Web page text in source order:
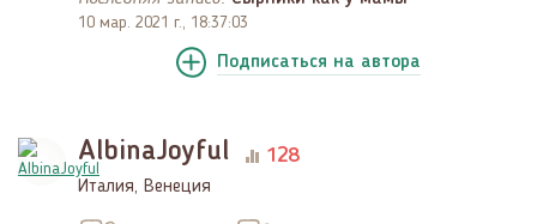
10 мар. 2021 г., 18:37:03
Подписаться на автора
AlbinaJoyful 128
Италия, Венеция